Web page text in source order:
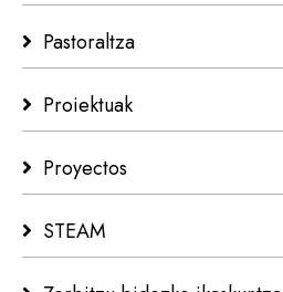
Pastoraltza
Proiektuak
Proyectos
STEAM